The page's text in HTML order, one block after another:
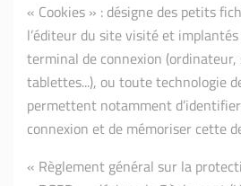
« Cookies » : désigne des petits
l’éditeur du site visité et
terminal de connexion
tablettes...), ou toute technologie
permettent notamment
connexion et de mémoriser cette
« Règlement général sur la